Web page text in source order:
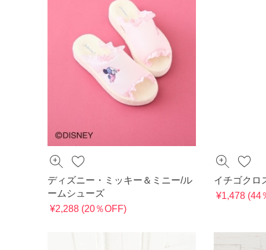
ディズニー・ミッキー＆ミニー/ル
ームシューズ
¥2,288 (20％OFF)
イチゴクロ
¥1,478 (44